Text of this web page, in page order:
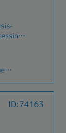
นกับ
นด
ำงาน
น และ
มถึงผู้
วมถึง
ญาต่าง
า และ
ร
สนุนผู้
and
as
ID:74163